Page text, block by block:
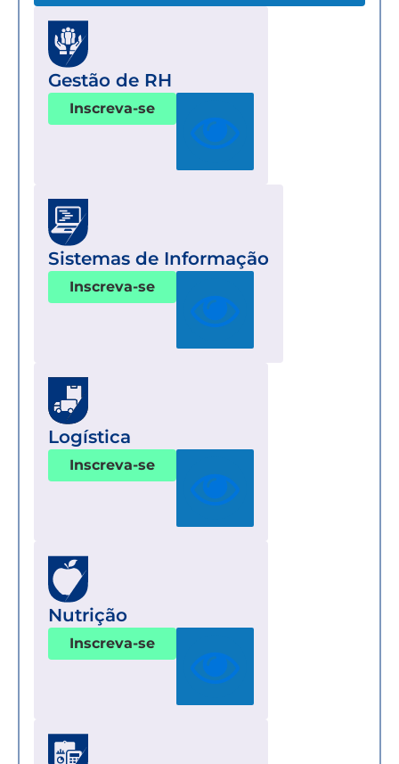
Gestão de RH
Inscreva-se
Sistemas de Informação
Inscreva-se
Logística
Inscreva-se
Nutrição
Inscreva-se